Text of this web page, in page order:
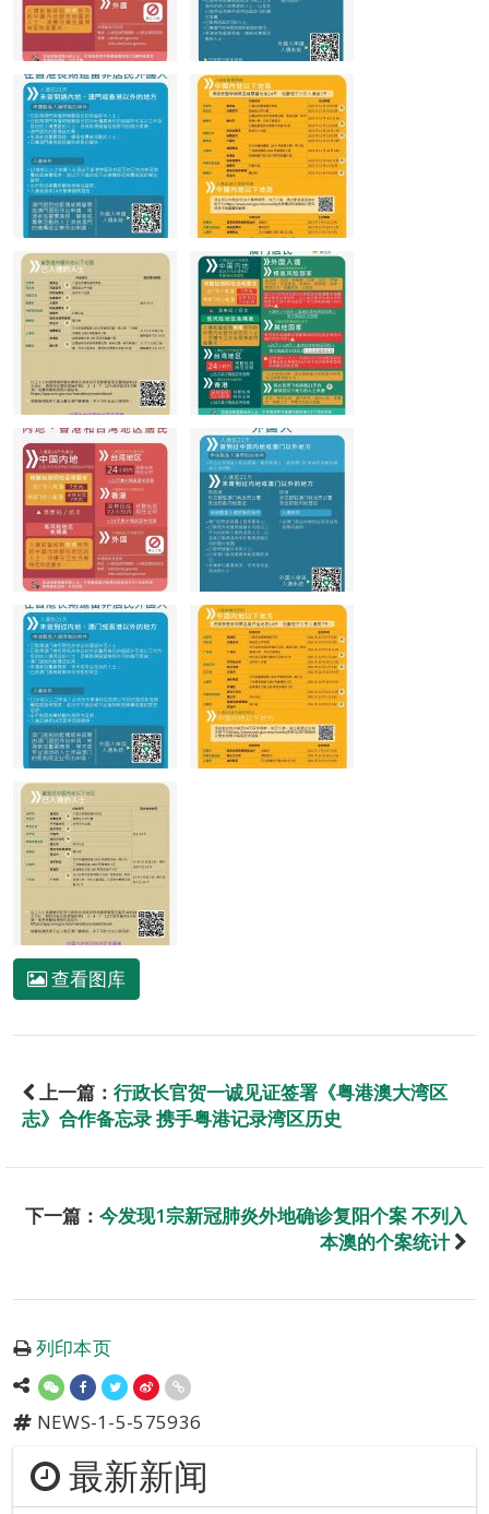
查看图库
上一篇： 行政长官贺一诚见证签署《粤港澳大湾区
志》合作备忘录 携手粤港记录湾区历史
下一篇： 今发现1宗新冠肺炎外地确诊复阳个案 不列入
本澳的个案统计
列印本页
NEWS-1-5-575936
最新新闻